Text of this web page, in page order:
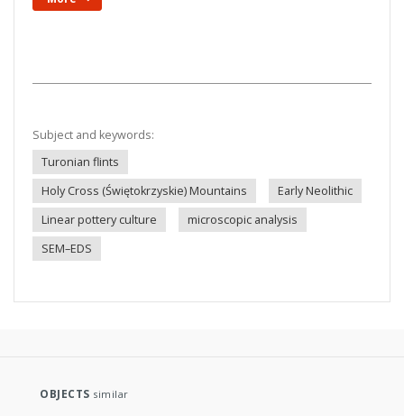
Subject and keywords:
Turonian flints
Holy Cross (Świętokrzyskie) Mountains
Early Neolithic
Linear pottery culture
microscopic analysis
SEM–EDS
OBJECTS similar